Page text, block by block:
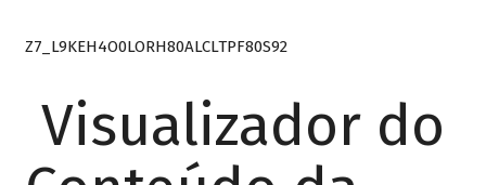
Z7_L9KEH4O0LORH80ALCLTPF80S92
Visualizador do